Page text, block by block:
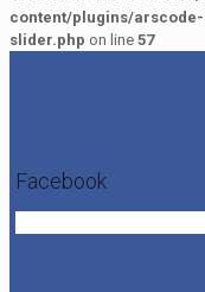
content/plugins/
slider.php on line 57
Facebook